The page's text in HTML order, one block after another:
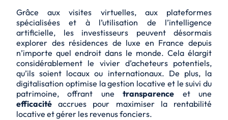
Grâce auxvisites virtuelles, aux plateformes
spécialisées et à l’utilisation de l’intelligence
artificielle, les investisseurs peuvent désormais
explorer des résidences de luxe en France depuis
n’importe quel endroit dans le monde. Cela élargit
considérablement le vivier d’acheteurs potentiels,
qu’ils soient locaux ou internationaux. De plus, la
digitalisation optimise la gestion locative et le suivi du
patrimoine, offrant unetransparence et une
efficacité accrues pour maximiser la rentabilité
locative et gérer les revenus fonciers.